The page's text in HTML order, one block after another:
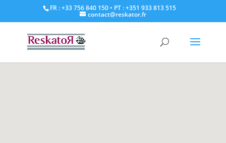
FR : +33 756 840 150• PT : +351 933 813 515
contact@reskator.fr